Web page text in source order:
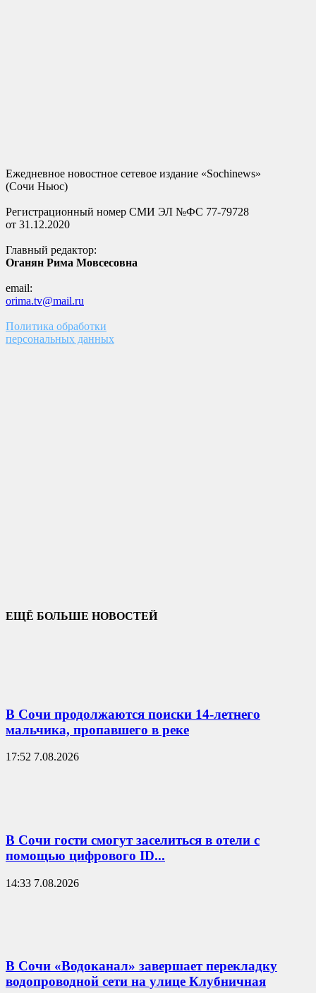
Ежедневное новостное сетевое издание «Sochinews»
(Сочи Ньюс)
Регистрационный номер СМИ ЭЛ №ФС 77-79728
от 31.12.2020
Главный редактор:
Оганян Рима Мовсесовна
email:
orima.tv@mail.ru
Политика обработки
персональных данных
ЕЩЁ БОЛЬШЕ НОВОСТЕЙ
В Сочи продолжаются поиски 14-летнего
мальчика, пропавшего в реке
17:52 7.08.2026
В Сочи гости смогут заселиться в отели с
помощью цифрового ID...
14:33 7.08.2026
В Сочи «Водоканал» завершает перекладку
водопроводной сети на улице Клубничная